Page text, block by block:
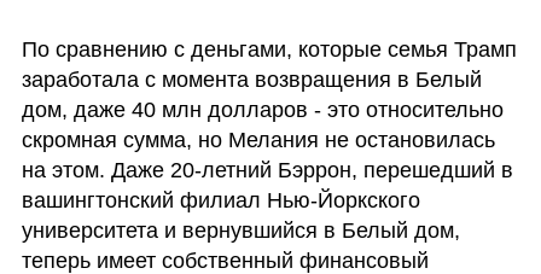
По сравнению с деньгами, которые семья Трамп
заработала с момента возвращения в Белый
дом, даже 40 млн долларов - это относительно
скромная сумма, но Мелания не остановилась
на этом. Даже 20-летний Бэррон, перешедший в
вашингтонский филиал Нью-Йоркского
университета и вернувшийся в Белый дом,
теперь имеет собственный финансовый